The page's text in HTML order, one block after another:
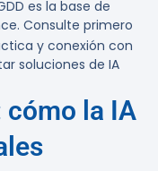
es la base de
Consulte primero
y conexión con
soluciones de IA
cómo la IA